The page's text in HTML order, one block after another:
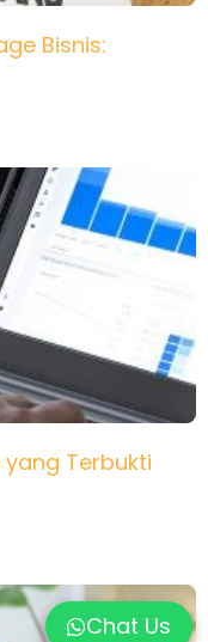
Bisnis:
yang Terbukti
Chat Us